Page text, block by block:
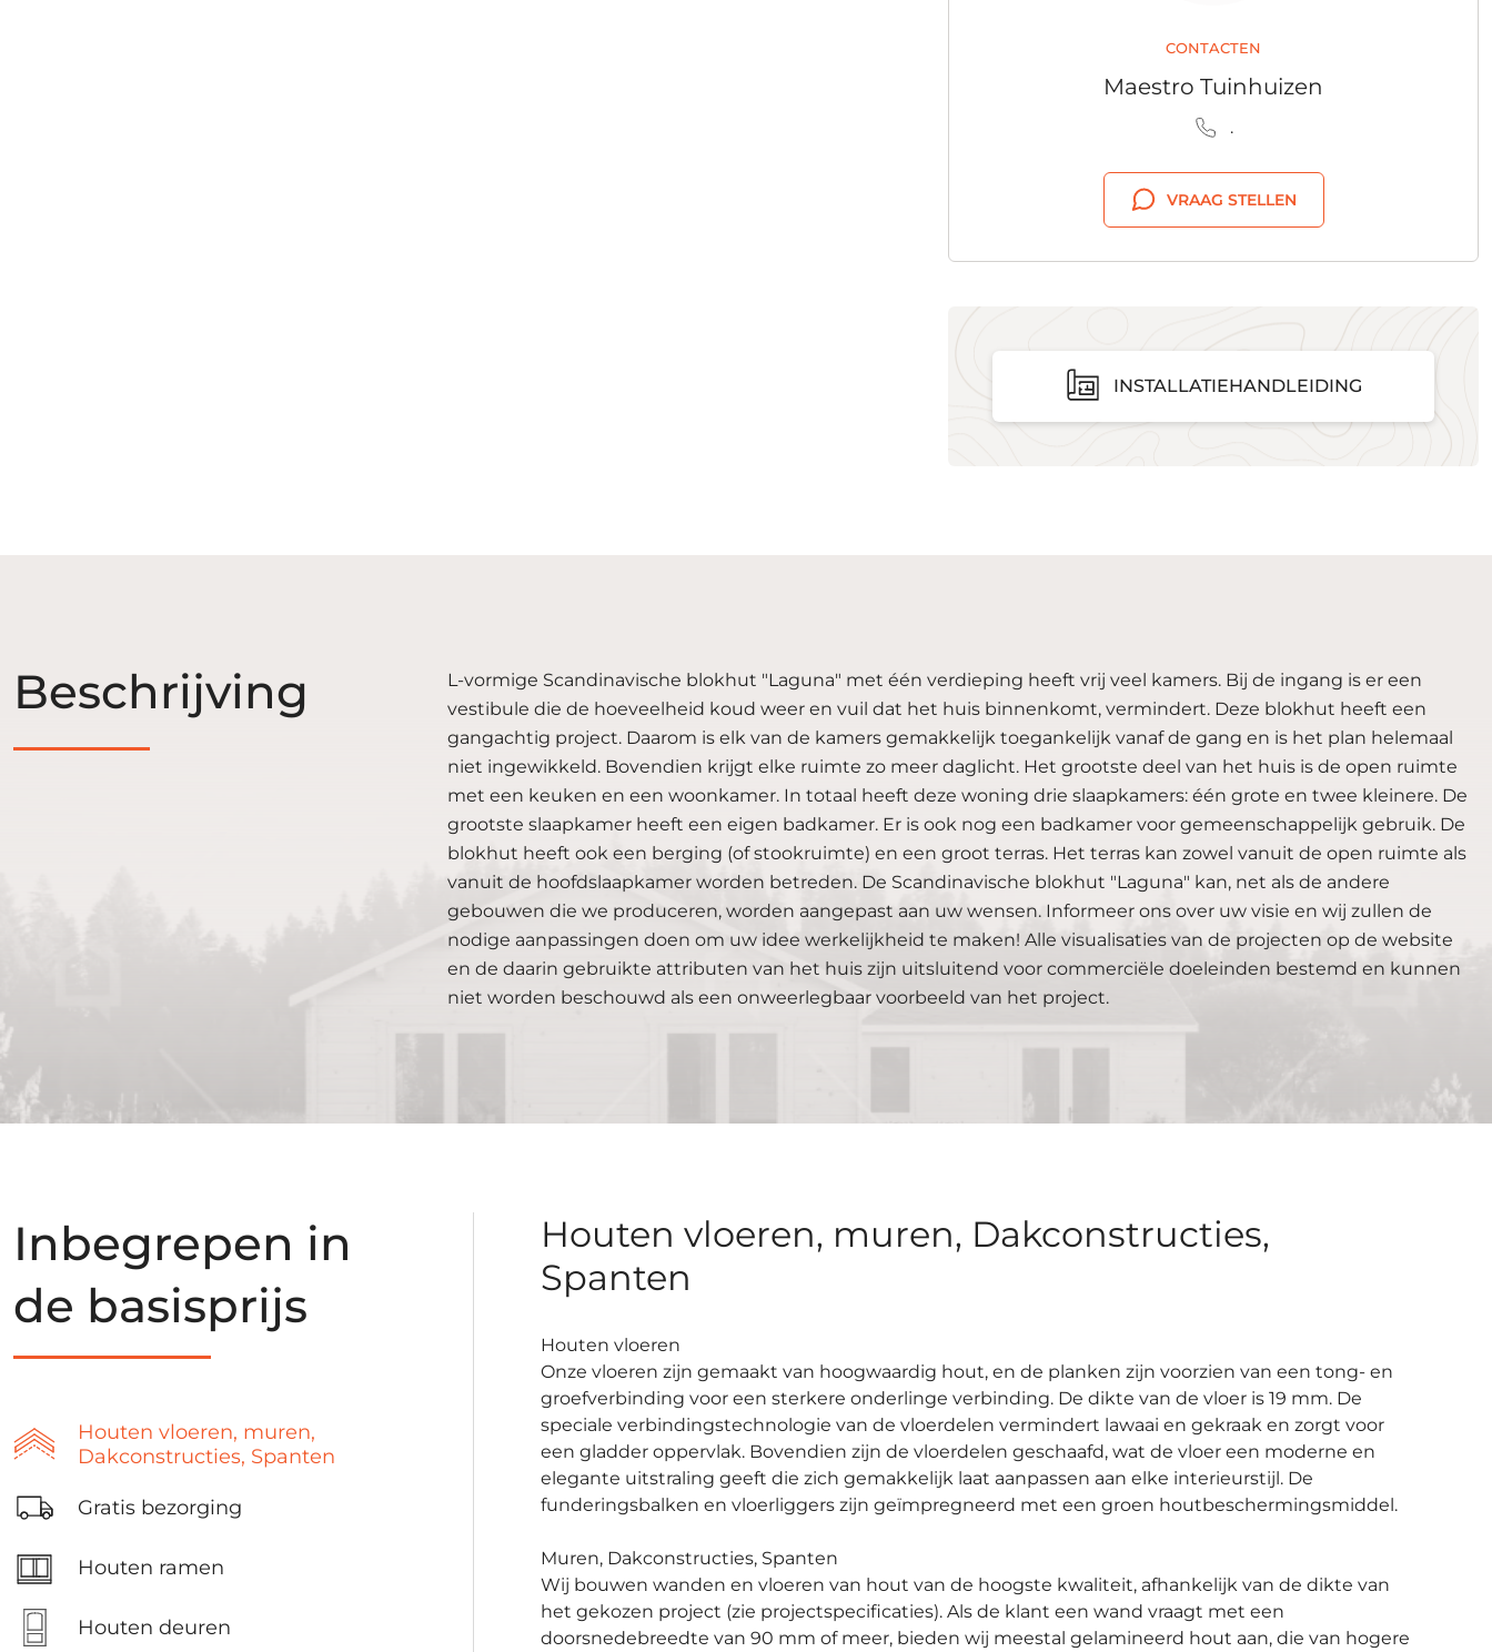
CONTACTEN
Maestro Tuinhuizen
.
VRAAG STELLEN
INSTALLATIEHANDLEIDING
Beschrijving
L-vormige Scandinavische blokhut "Laguna" met één verdieping heeft vrij veel kamers. Bij de ingang is er een
vestibule die de hoeveelheid koud weer en vuil dat het huis binnenkomt, vermindert. Deze blokhut heeft een
gangachtig project. Daarom is elk van de kamers gemakkelijk toegankelijk vanaf de gang en is het plan helemaal
niet ingewikkeld. Bovendien krijgt elke ruimte zo meer daglicht. Het grootste deel van het huis is de open ruimte
met een keuken en een woonkamer. In totaal heeft deze woning drie slaapkamers: één grote en twee kleinere. De
grootste slaapkamer heeft een eigen badkamer. Er is ook nog een badkamer voor gemeenschappelijk gebruik. De
blokhut heeft ook een berging (of stookruimte) en een groot terras. Het terras kan zowel vanuit de open ruimte als
vanuit de hoofdslaapkamer worden betreden. De Scandinavische blokhut "Laguna" kan, net als de andere
gebouwen die we produceren, worden aangepast aan uw wensen. Informeer ons over uw visie en wij zullen de
nodige aanpassingen doen om uw idee werkelijkheid te maken! Alle visualisaties van de projecten op de website
en de daarin gebruikte attributen van het huis zijn uitsluitend voor commerciële doeleinden bestemd en kunnen
niet worden beschouwd als een onweerlegbaar voorbeeld van het project.
Inbegrepen in
de basisprijs
Houten vloeren, muren,
Dakconstructies, Spanten
Gratis bezorging
Houten ramen
Houten deuren
Houten vloeren, muren, Dakconstructies,
Spanten
Houten vloeren
Onze vloeren zijn gemaakt van hoogwaardig hout, en de planken zijn voorzien van een tong- en
groefverbinding voor een sterkere onderlinge verbinding. De dikte van de vloer is 19 mm. De
speciale verbindingstechnologie van de vloerdelen vermindert lawaai en gekraak en zorgt voor
een gladder oppervlak. Bovendien zijn de vloerdelen geschaafd, wat de vloer een moderne en
elegante uitstraling geeft die zich gemakkelijk laat aanpassen aan elke interieurstijl. De
funderingsbalken en vloerliggers zijn geïmpregneerd met een groen houtbeschermingsmiddel.
Muren, Dakconstructies, Spanten
Wij bouwen wanden en vloeren van hout van de hoogste kwaliteit, afhankelijk van de dikte van
het gekozen project (zie projectspecificaties). Als de klant een wand vraagt met een
doorsnedebreedte van 90 mm of meer, bieden wij meestal gelamineerd hout aan, die van hogere